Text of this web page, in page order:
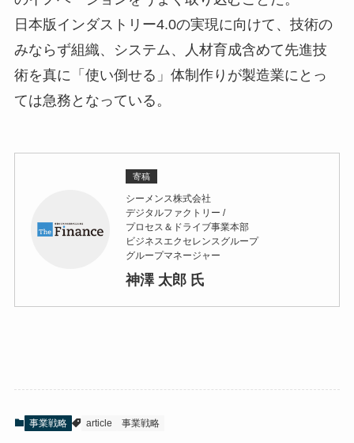
日本版インダストリー4.0の実現に向けて、技術の
みならず組織、システム、人材育成含めて先進技
術を真に「使い倒せる」体制作りが製造業にとっ
ては急務となっている。
寄稿
シーメンス株式会社
デジタルファクトリー /
プロセス＆ドライブ事業本部
ビジネスエクセレンスグループ
グループマネージャー
神澤 太郎 氏
事業戦略 article 事業戦略